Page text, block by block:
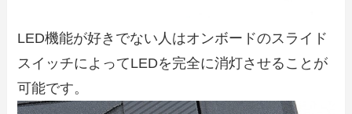
LED機能が好きでない人はオンボードのスライド
スイッチによってLEDを完全に消灯させることが
可能です。